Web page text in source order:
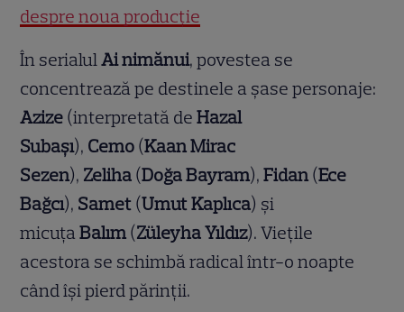
despre noua producție
În serialulAi nimănui, povestea se
concentrează pe destinele a șase personaje:
Azize (interpretată deHazal
Subaşı), Cemo (Kaan Mirac
Sezen), Zeliha (Doğa Bayram),Fidan (Ece
Bağcı), Samet (Umut Kaplıca) și
micuțaBalım (Züleyha Yıldız). Viețile
acestora se schimbă radical într-o noapte
când își pierd părinții.